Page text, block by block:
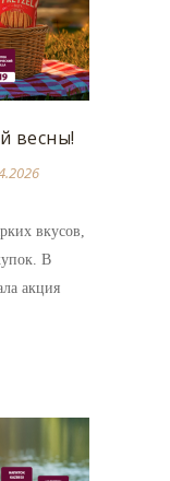
весны!
вкусов,
В
акция